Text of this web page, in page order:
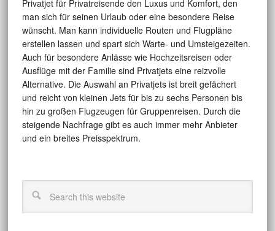
Privatjet für Privatreisende den Luxus und Komfort, den
man sich für seinen Urlaub oder eine besondere Reise
wünscht. Man kann individuelle Routen und Flugpläne
erstellen lassen und spart sich Warte- und Umsteigezeiten.
Auch für besondere Anlässe wie Hochzeitsreisen oder
Ausflüge mit der Familie sind Privatjets eine reizvolle
Alternative. Die Auswahl an Privatjets ist breit gefächert
und reicht von kleinen Jets für bis zu sechs Personen bis
hin zu großen Flugzeugen für Gruppenreisen. Durch die
steigende Nachfrage gibt es auch immer mehr Anbieter
und ein breites Preisspektrum.